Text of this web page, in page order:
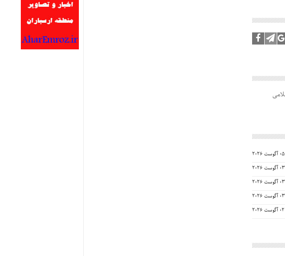
05 آگوست 2026
03 آگوست 2026
03 آگوست 2026
03 آگوست 2026
02 آگوست 2026